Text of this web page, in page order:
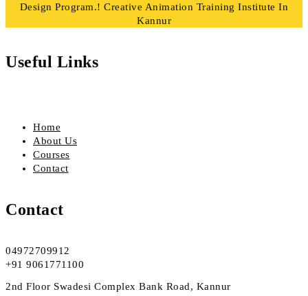
Design Program.! Creative Animation Training Institute In
Kannur
Useful Links
Home
About Us
Courses
Contact
Contact
04972709912
+91 9061771100
2nd Floor Swadesi Complex Bank Road, Kannur